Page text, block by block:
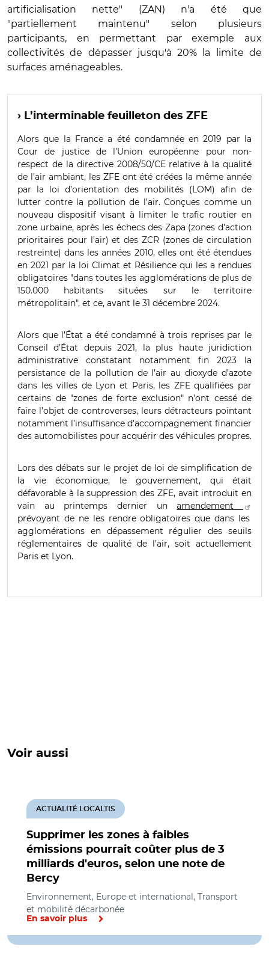
artificialisation nette" (ZAN) n'a été que
"partiellement maintenu" selon plusieurs
participants, en permettant par exemple aux
collectivités de dépasser jusqu'à 20% la limite de
surfaces aménageables.
› L’interminable feuilleton des ZFE
Alors que la France a été condamnée en 2019 par la
Cour de justice de l’Union européenne pour non-
respect de la directive 2008/50/CE relative à la qualité
de l’air ambiant, les ZFE ont été créées la même année
par la loi d’orientation des mobilités (LOM) afin de
lutter contre la pollution de l’air. Conçues comme un
nouveau dispositif visant à limiter le trafic routier en
zone urbaine, après les échecs des Zapa (zones d’action
prioritaires pour l’air) et des ZCR (zones de circulation
restreinte) dans les années 2010, elles ont été étendues
en 2021 par la loi Climat et Résilience qui les a rendues
obligatoires "dans toutes les agglomérations de plus de
150.000 habitants situées sur le territoire
métropolitain", et ce, avant le 31 décembre 2024.
Alors que l’État a été condamné à trois reprises par le
Conseil d’État depuis 2021, la plus haute juridiction
administrative constatant notamment fin 2023 la
persistance de la pollution de l’air au dioxyde d’azote
dans les villes de Lyon et Paris, les ZFE qualifiées par
certains de "zones de forte exclusion" n’ont cessé de
faire l’objet de controverses, leurs détracteurs pointant
notamment l’insuffisance d’accompagnement financier
des automobilistes pour acquérir des véhicules propres.
Lors des débats sur le projet de loi de simplification de
la vie économique, le gouvernement, qui était
défavorable à la suppression des ZFE, avait introduit en
vain au printemps dernier unamendement
prévoyant de ne les rendre obligatoires que dans les
agglomérations en dépassement régulier des seuils
réglementaires de qualité de l’air, soit actuellement
Paris et Lyon.
Voir aussi
Supprimer les zones à faibles
émissions pourrait coûter plus de 3
milliards d'euros, selon une note de
Bercy
ACTUALITÉ LOCALTIS
Environnement, Europe et international, Transport
et mobilité décarbonée
En savoir plus